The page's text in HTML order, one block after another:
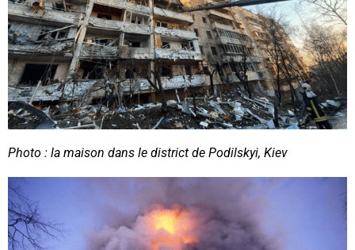
Photo : la maison dans le district de Podilskyi, Kiev